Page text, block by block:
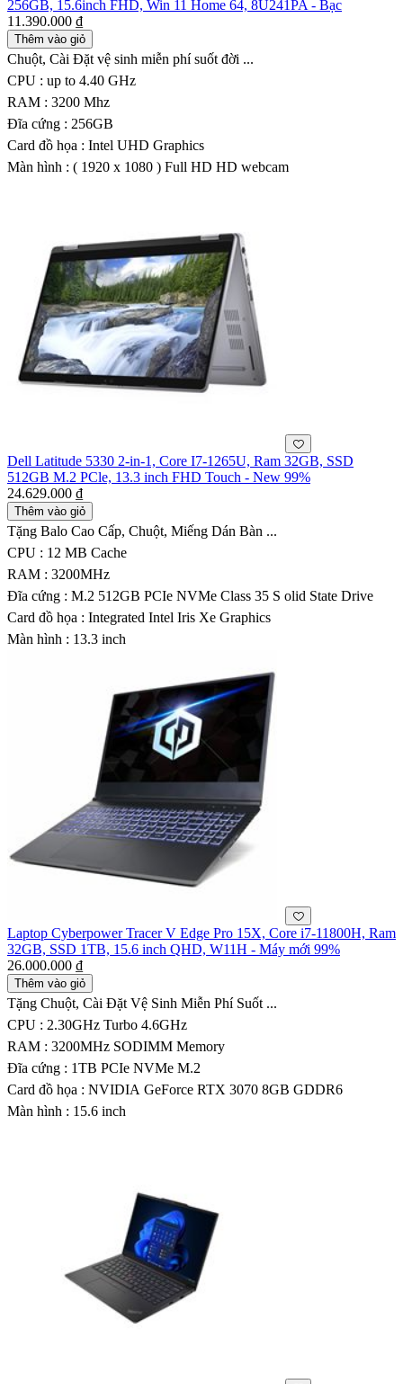
256GB, 15.6inch FHD, Win 11 Home 64, 8U241PA - Bạc
11.390.000 ₫
Thêm vào giỏ
Chuột, Cài Đặt vệ sinh miễn phí suốt đời ...
CPU : up to 4.40 GHz
RAM : 3200 Mhz
Đĩa cứng : 256GB
Card đồ họa : Intel UHD Graphics
Màn hình : ( 1920 x 1080 ) Full HD HD webcam
Dell Latitude 5330 2-in-1, Core I7-1265U, Ram 32GB, SSD
512GB M.2 PCle, 13.3 inch FHD Touch - New 99%
24.629.000 ₫
Thêm vào giỏ
Tặng Balo Cao Cấp, Chuột, Miếng Dán Bàn ...
CPU : 12 MB Cache
RAM : 3200MHz
Đĩa cứng : M.2 512GB PCIe NVMe Class 35 S olid State Drive
Card đồ họa : Integrated Intel Iris Xe Graphics
Màn hình : 13.3 inch
Laptop Cyberpower Tracer V Edge Pro 15X, Core i7-11800H, Ram
32GB, SSD 1TB, 15.6 inch QHD, W11H - Máy mới 99%
26.000.000 ₫
Thêm vào giỏ
Tặng Chuột, Cài Đặt Vệ Sinh Miễn Phí Suốt ...
CPU : 2.30GHz Turbo 4.6GHz
RAM : 3200MHz SODIMM Memory
Đĩa cứng : 1TB PCIe NVMe M.2
Card đồ họa : NVIDIA GeForce RTX 3070 8GB GDDR6
Màn hình : 15.6 inch